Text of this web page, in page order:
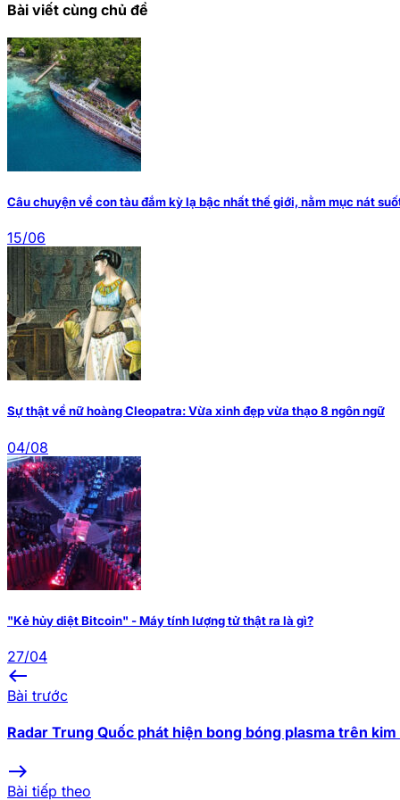
Bài viết cùng chủ đề
Câu chuyện về con tàu đắm kỳ lạ bậc nhất thế giới, nằm mục nát
15/06
Sự thật về nữ hoàng Cleopatra: Vừa xinh đẹp vừa thạo 8 ngôn ngữ
04/08
"Kẻ hủy diệt Bitcoin" - Máy tính lượng tử thật ra là gì?
27/04
west
Bài trước
Radar Trung Quốc phát hiện bong bóng plasma trên
east
Bài tiếp theo